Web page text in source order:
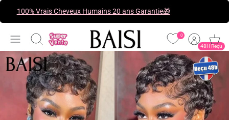
100% Vrais Cheveux Humains 20 ans Garantie🎁
Recherche 48H Reçu
0